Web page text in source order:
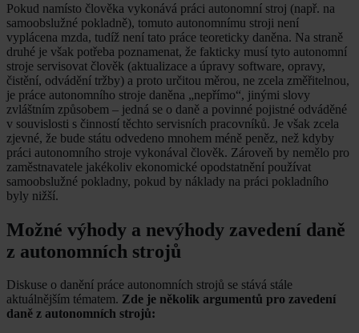
Pokud namísto člověka vykonává práci autonomní stroj (např. na
samoobslužné pokladně), tomuto autonomnímu stroji není
vyplácena mzda, tudíž není tato práce teoreticky daněna. Na straně
druhé je však potřeba poznamenat, že fakticky musí tyto autonomní
stroje servisovat člověk (aktualizace a úpravy software, opravy,
čistění, odvádění tržby) a proto určitou měrou, ne zcela změřitelnou,
je práce autonomního stroje daněna „nepřímo“, jinými slovy
zvláštním způsobem – jedná se o daně a povinné pojistné odváděné
v souvislosti s činností těchto servisních pracovníků. Je však zcela
zjevné, že bude státu odvedeno mnohem méně peněz, než kdyby
práci autonomního stroje vykonával člověk. Zároveň by nemělo pro
zaměstnavatele jakékoliv ekonomické opodstatnění používat
samoobslužné pokladny, pokud by náklady na práci pokladního
byly nižší.
Možné výhody a nevýhody zavedení daně
z autonomních strojů
Diskuse o danění práce autonomních strojů se stává stále
aktuálnějším tématem. Zde je několik argumentů pro zavedení
daně z autonomních strojů: